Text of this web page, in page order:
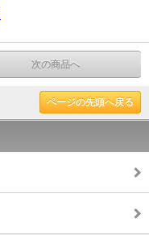
次の商品へ
ページの先頭へ戻る